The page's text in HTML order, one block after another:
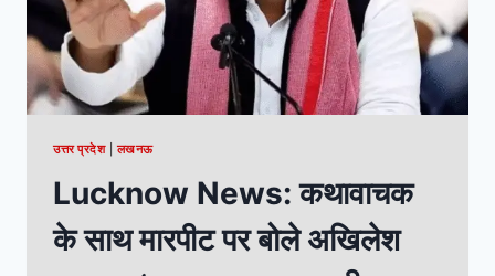
उत्तर प्रदेश|लखनऊ
Lucknow News: कथावाचक
के साथ मारपीट पर बोले अखिलेश